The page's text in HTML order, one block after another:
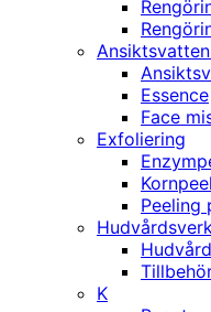
Essence
Face
Exfoliering
Peeling
K